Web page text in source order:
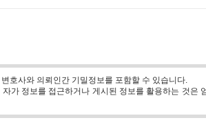
호사와 의뢰인간 기밀정보를 포함할 수 있습니다.
가 정보를 접근하거나 게시된 정보를 활용하는 것은